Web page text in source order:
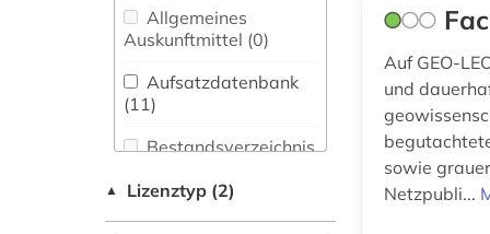
Biologie,
Biotechnologie (24)
Buch- und
Bibliothekswesen,
Informationswissenschaft
(0)
Chemie und
Pharmazie (6)
bodenkunde (1)
botanik (4)
chemie (7)
computerwissenschaft
(1)
Allgemeines
Auskunftmittel (0)
Aufsatzdatenbank
(11)
Bestandsverzeichnis
▲ Lizenztyp (2)
Auf GEO-
und
sowie
Netzpubli...